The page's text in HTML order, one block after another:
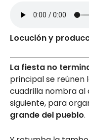
Locución y
La fiesta no
principal se reúnen
cuadrilla nombra
siguiente, para
grande del pueblo.